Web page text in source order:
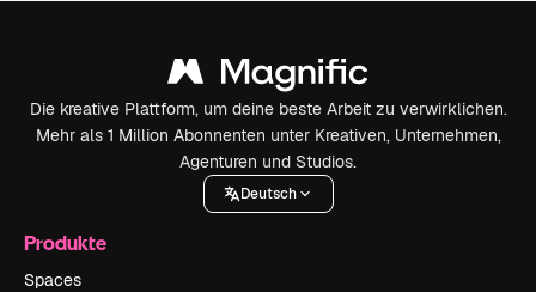
Die kreative Plattform, um deine beste Arbeit zu verwirklichen.
Mehr als 1 Million Abonnenten unter Kreativen, Unternehmen,
Agenturen und Studios.
Deutsch
Produkte
Spaces